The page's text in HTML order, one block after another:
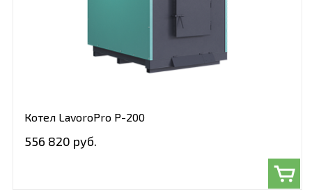
Котел LavoroPro Р-200
556 820 руб.